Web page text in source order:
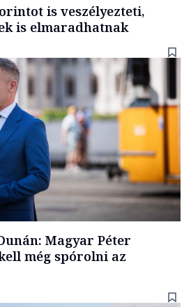
is veszélyezteti,
is elmaradhatnak
Magyar Péter
még spórolni az